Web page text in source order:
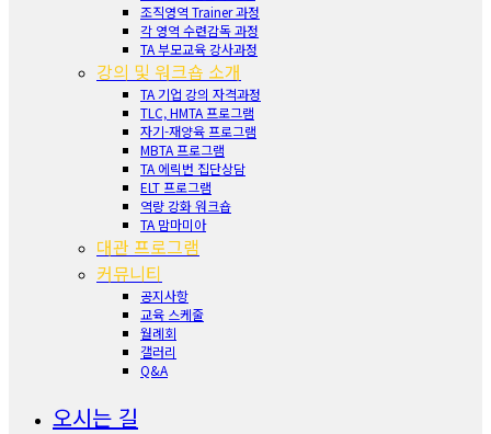
조직영역 Trainer 과정
각 영역 수련감독 과정
TA 부모교육 강사과정
강의 및 워크숍 소개
TA 기업 강의 자격과정
TLC, HMTA 프로그램
자기-재양육 프로그램
MBTA 프로그램
TA 에릭번 집단상담
ELT 프로그램
역량 강화 워크숍
TA 맘마미아
대관 프로그램
커뮤니티
공지사항
교육 스케줄
월례회
갤러리
Q&A
오시는 길